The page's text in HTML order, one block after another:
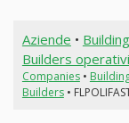
Aziende •
Builders operativi
Companies•
Builders•